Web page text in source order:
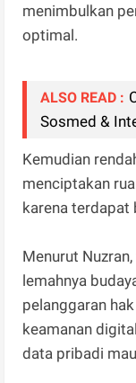
menimbulkan
optimal.
ALSO READ :
Sosmed &
Kemudian
menciptakan
karena terdapat
Menurut
lemahnya
pelanggaran
keamanan
data pribadi